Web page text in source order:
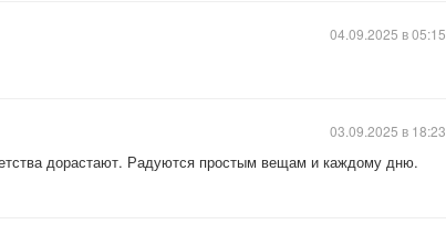
04.09.2025 в 05:15
дорастают. Радуются простым вещам и каждому дню.
03.09.2025 в 18:23